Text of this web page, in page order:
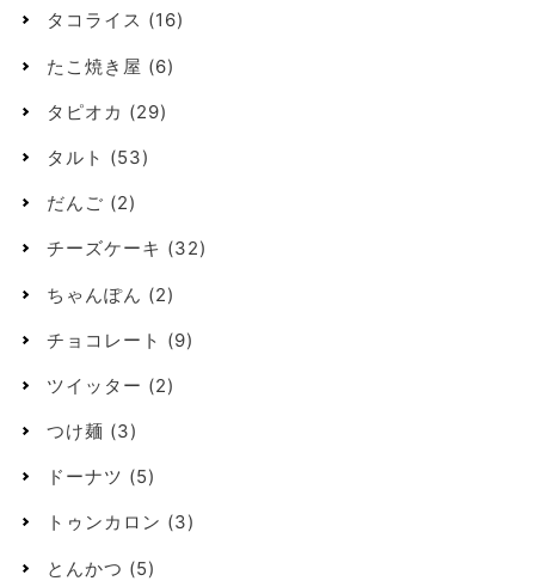
タコライス (16)
たこ焼き屋 (6)
タピオカ (29)
タルト (53)
だんご (2)
チーズケーキ (32)
ちゃんぽん (2)
チョコレート (9)
ツイッター (2)
つけ麺 (3)
ドーナツ (5)
トゥンカロン (3)
とんかつ (5)